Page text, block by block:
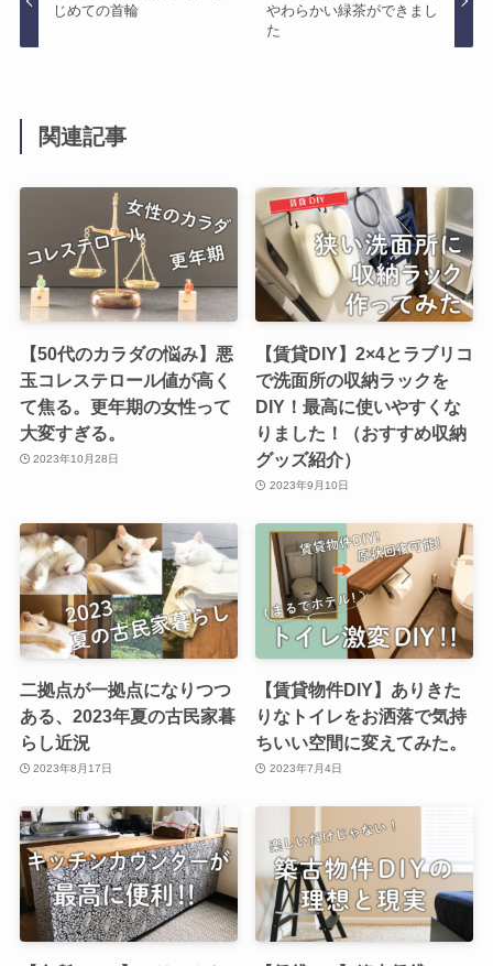
じめての首輪
やわらかい緑茶ができまし
た
関連記事
【50代のカラダの悩み】悪
玉コレステロール値が高く
て焦る。更年期の女性って
大変すぎる。
2023年10月28日
【賃貸DIY】2×4とラブリコ
で洗面所の収納ラックを
DIY！最高に使いやすくな
りました！（おすすめ収納
グッズ紹介）
2023年9月10日
二拠点が一拠点になりつつ
ある、2023年夏の古民家暮
らし近況
2023年8月17日
【賃貸物件DIY】ありきた
りなトイレをお洒落で気持
ちいい空間に変えてみた。
2023年7月4日